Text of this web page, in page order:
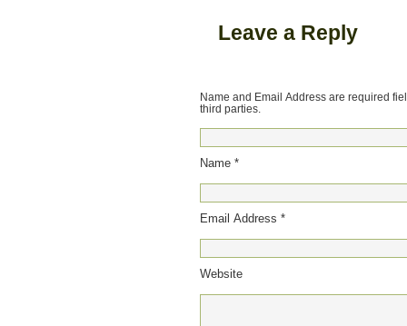
Leave a Reply
Name and Email Address are required
third parties.
Name *
Email Address *
Website